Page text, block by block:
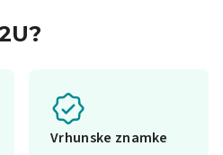
Vrhunske znamke